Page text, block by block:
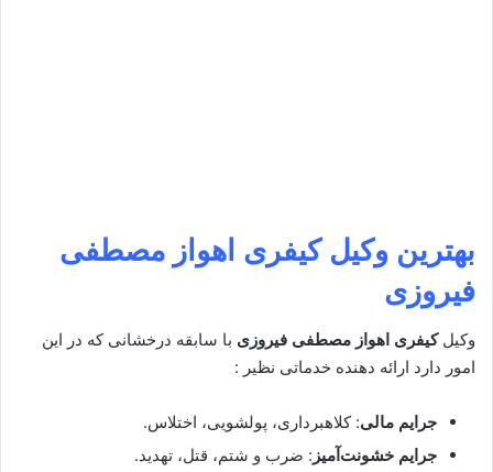
بهترین وکیل کیفری اهواز مصطفی
فیروزی
وکیلکیفری اهواز مصطفی فیروزی با سابقه درخشانی که در این
امور دارد ارائه دهنده خدماتی نظیر :
جرایم مالی: کلاهبرداری، پولشویی، اختلاس.
جرایم خشونت‌آمیز : ضرب و شتم، قتل، تهدید.